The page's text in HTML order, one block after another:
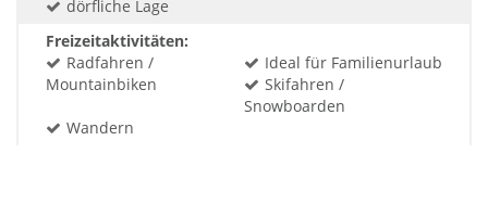
dörfliche Lage
Freizeitaktivitäten:
Radfahren /
Mountainbiken
Ideal für Familienurlaub
Skifahren /
Snowboarden
Wandern